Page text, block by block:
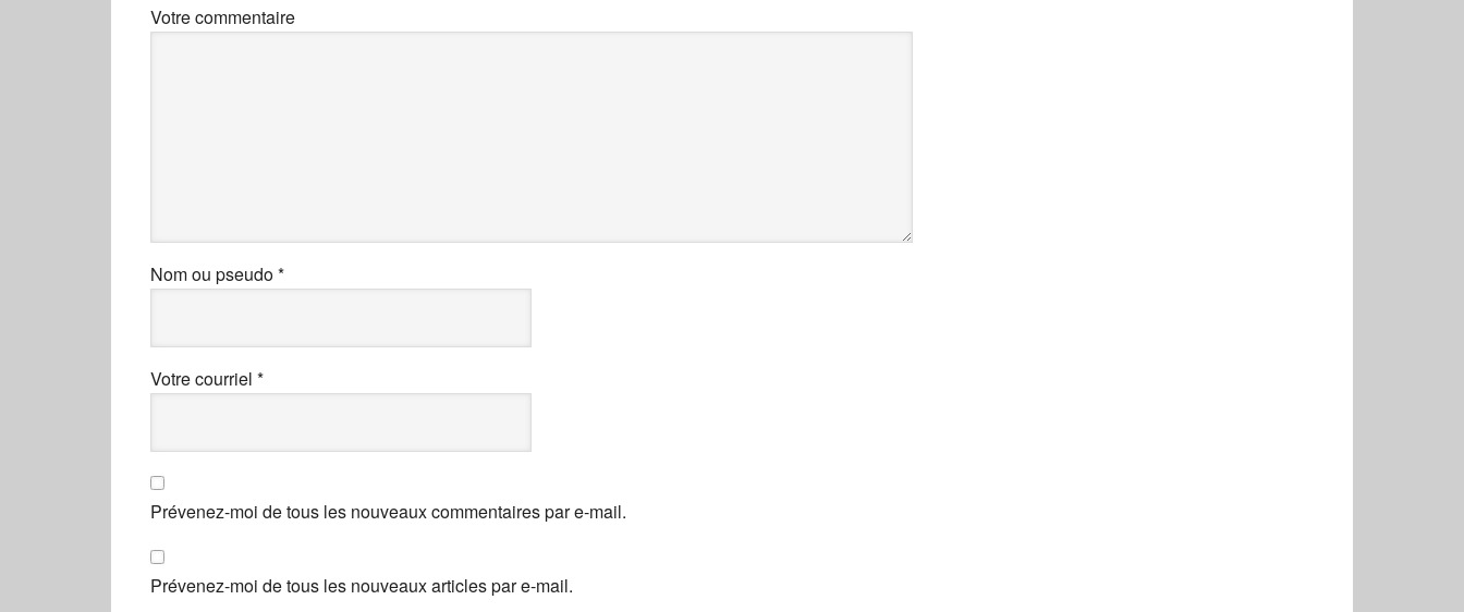
Votre commentaire
Nom ou pseudo*
Votre courriel *
Prévenez-moi de tous les nouveaux commentaires par e-mail.
Prévenez-moi de tous les nouveaux articles par e-mail.